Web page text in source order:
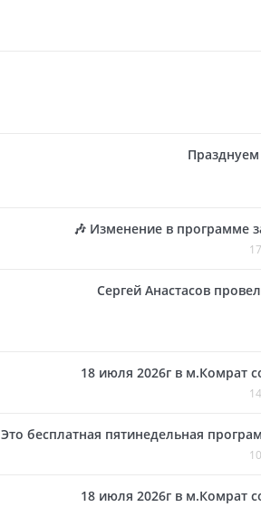
Празднуем
🎶 Изменение в программе
Сергей Анастасов
18 июля 2026г в м.Комрат
Это бесплатная пятинедельная
18 июля 2026г в м.Комрат